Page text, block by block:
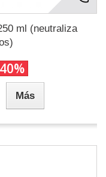
ml (neutraliza
Más